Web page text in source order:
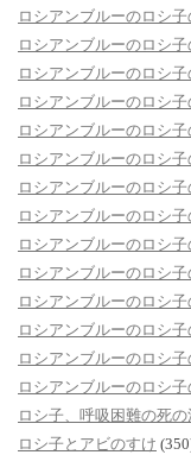
ロシアンブルーのロシ
ロシアンブルーのロシ
ロシアンブルーのロシ
ロシアンブルーのロシ
ロシアンブルーのロシ子
ロシアンブルーのロシ
ロシアンブルーのロシ
ロシアンブルーのロシ
ロシアンブルーのロシ
ロシアンブルーのロシ子
ロシアンブルーのロシ
ロシアンブルーのロシ子
ロシアンブルーのロシ
ロシアンブルーのロシ
ロシ子、呼吸困難の死の
ロシ子とアビのすけ